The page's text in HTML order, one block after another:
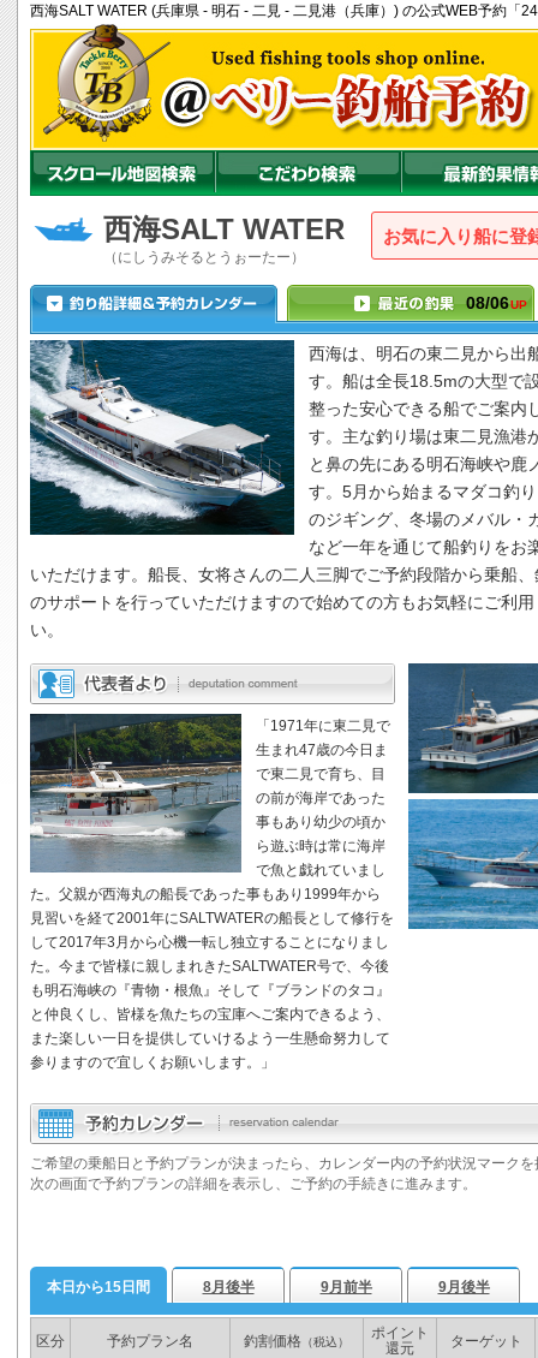
西海SALT WATER (兵庫県 - 明石 - 二見 - 二見港（兵庫）) の公式WEB予約「
西海SALT WATER
（にしうみそるとうぉーたー）
お気に入り船に登
08/06UP
西海は、明石の東二見から出
す。船は全長18.5mの大型で
整った安心できる船でご案内
す。主な釣り場は東二見漁港
と鼻の先にある明石海峡や鹿
す。5月から始まるマダコ釣
のジギング、冬場のメバル・
など一年を通じて船釣りをお
いただけます。船長、女将さんの二人三脚でご予約段階から乗船
のサポートを行っていただけますので始めての方もお気軽にご利
い。
「1971年に東二見で
生まれ47歳の今日ま
で東二見で育ち、目
の前が海岸であった
事もあり幼少の頃か
ら遊ぶ時は常に海岸
で魚と戯れていまし
た。父親が西海丸の船長であった事もあり1999年から
見習いを経て2001年にSALTWATERの船長として修行を
して2017年3月から心機一転し独立することになりまし
た。今まで皆様に親しまれきたSALTWATER号で、今後
も明石海峡の『青物・根魚』そして『ブランドのタコ』
と仲良くし、皆様を魚たちの宝庫へご案内できるよう、
また楽しい一日を提供していけるよう一生懸命努力して
参りますので宜しくお願いします。」
ご希望の乗船日と予約プランが決まったら、カレンダー内の予約状況マーク
次の画面で予約プランの詳細を表示し、ご予約の手続きに進みます。
本日から15日間 8月後半 9月前半 9月後半
区分 予約プラン名 釣割価格 （税込）
ポイント
還元
ターゲット